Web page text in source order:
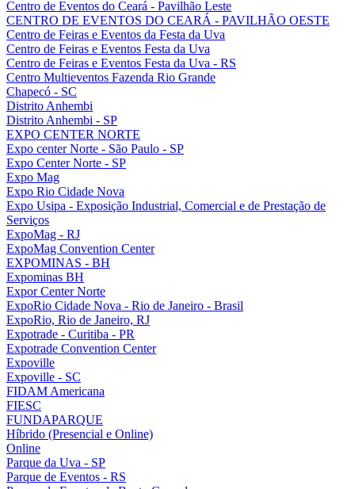
Centro de Eventos do Ceará - Pavilhão Leste
CENTRO DE EVENTOS DO CEARÁ - PAVILHÃO OESTE
Centro de Feiras e Eventos da Festa da Uva
Centro de Feiras e Eventos Festa da Uva
Centro de Feiras e Eventos Festa da Uva - RS
Centro Multieventos Fazenda Rio Grande
Chapecó - SC
Distrito Anhembi
Distrito Anhembi - SP
EXPO CENTER NORTE
Expo center Norte - São Paulo - SP
Expo Center Norte - SP
Expo Mag
Expo Rio Cidade Nova
Expo Usipa - Exposição Industrial, Comercial e de Prestação de
Serviços
ExpoMag - RJ
ExpoMag Convention Center
EXPOMINAS - BH
Expominas BH
Expor Center Norte
ExpoRio Cidade Nova - Rio de Janeiro - Brasil
ExpoRio, Rio de Janeiro, RJ
Expotrade - Curitiba - PR
Expotrade Convention Center
Expoville
Expoville - SC
FIDAM Americana
FIESC
FUNDAPARQUE
Híbrido (Presencial e Online)
Online
Parque da Uva - SP
Parque de Eventos - RS